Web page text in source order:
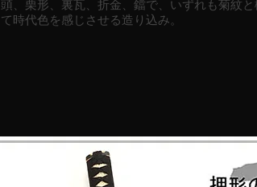
頭、栗形、裏瓦、折金、鐺で、いずれも菊紋
て時代色を感じさせる造り込み。